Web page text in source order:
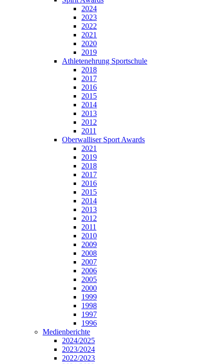
2024
2023
2022
2021
2020
2019
Athletenehrung Sportschule
2018
2017
2016
2015
2014
2013
2012
2011
Oberwalliser Sport Awards
2021
2019
2018
2017
2016
2015
2014
2013
2012
2011
2010
2009
2008
2007
2006
2005
2000
1999
1998
1997
1996
Medienberichte
2024/2025
2023/2024
2022/2023